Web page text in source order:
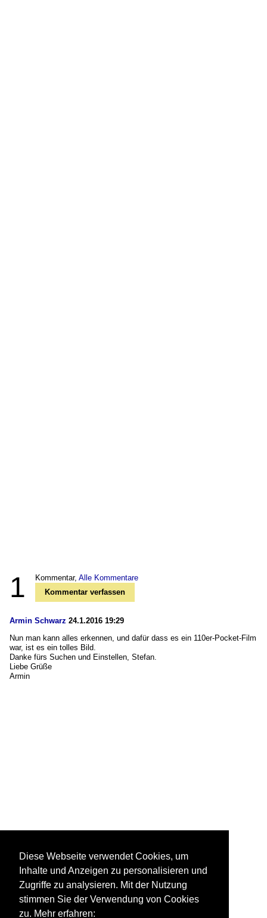
1 Kommentar, Alle Kommentare
Kommentar verfassen
Armin Schwarz 24.1.2016 19:29
Nun man kann alles erkennen, und dafür dass es ein 110er-Pocket-Film
war, ist es ein tolles Bild.
Danke fürs Suchen und Einstellen, Stefan.
Liebe Grüße
Armin
Diese Webseite verwendet Cookies, um
Inhalte und Anzeigen zu personalisieren und
Zugriffe zu analysieren. Mit der Nutzung
stimmen Sie der Verwendung von Cookies
zu. Mehr erfahren: